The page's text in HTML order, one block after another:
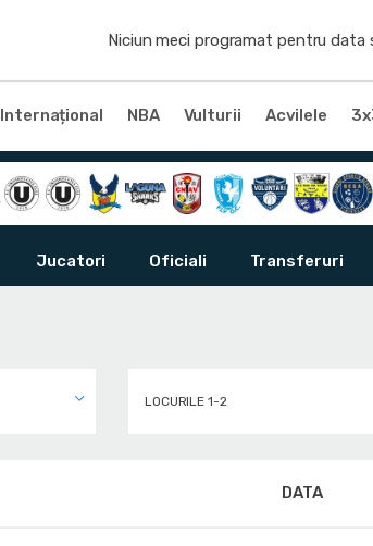
Niciun meci programat pentru data
Internațional NBA Vulturii Acvilele
Jucatori Oficiali Transferuri
LOCURILE 1-2
DATA